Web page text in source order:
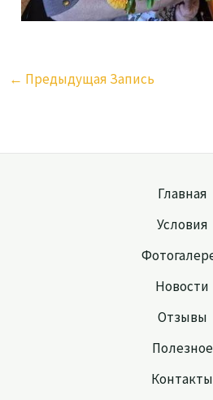
← Предыдущая Запись
Главная
Условия
Новости
Отзывы
Полезное
Контакты